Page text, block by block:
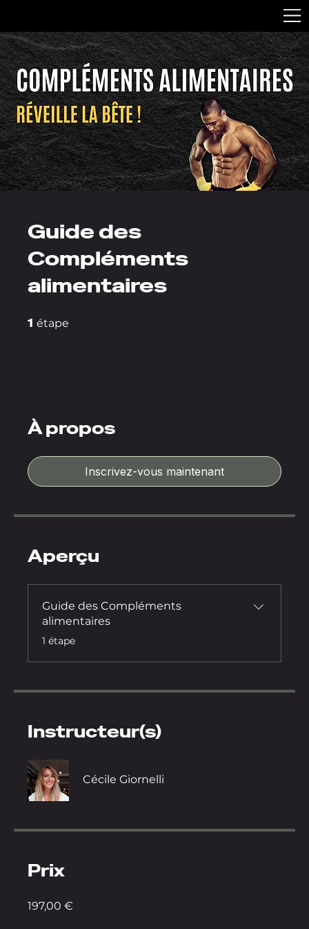
Guide des
Compléments
alimentaires
1 étape
À propos
Inscrivez-vous maintenant
Aperçu
Guide des Compléments
alimentaires
.1 étape
Instructeur(s)
Cécile Giornelli
Prix
197,00 €